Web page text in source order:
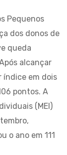
Pequenos
dos donos de
queda
alcançar
índice em dois
pontos. A
(MEI)
o ano em 111